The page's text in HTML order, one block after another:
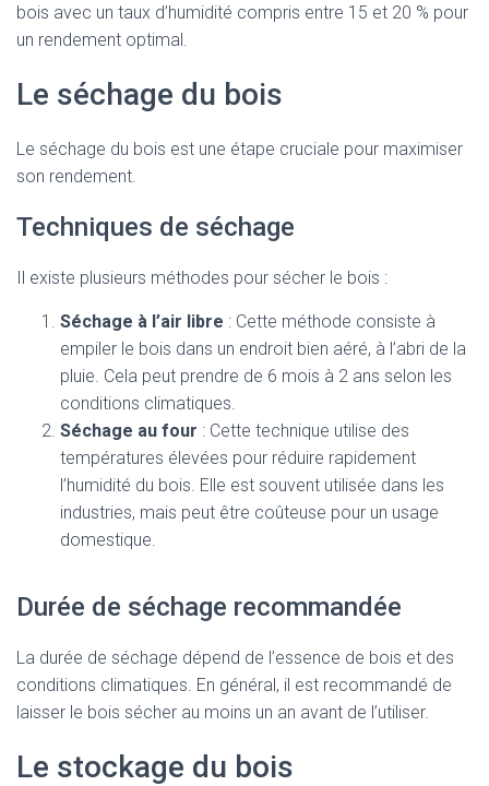
bois avec un taux d’humidité compris entre 15 et 20 % pour
un rendement optimal.
Le séchage du bois
Le séchage du bois est une étape cruciale pour maximiser
son rendement.
Techniques de séchage
Il existe plusieurs méthodes pour sécher le bois :
Séchage à l’air libre : Cette méthode consiste à
empiler le bois dans un endroit bien aéré, à l’abri de la
pluie. Cela peut prendre de 6 mois à 2 ans selon les
conditions climatiques.
Séchage au four : Cette technique utilise des
températures élevées pour réduire rapidement
l’humidité du bois. Elle est souvent utilisée dans les
industries, mais peut être coûteuse pour un usage
domestique.
Durée de séchage recommandée
La durée de séchage dépend de l’essence de bois et des
conditions climatiques. En général, il est recommandé de
laisser le bois sécher au moins un an avant de l’utiliser.
Le stockage du bois